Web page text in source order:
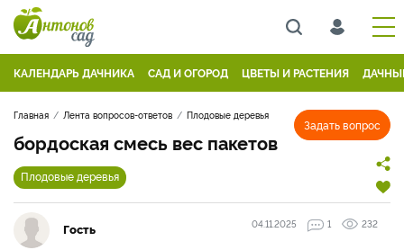
КАЛЕНДАРЬ ДАЧНИКА САД И ОГОРОД ЦВЕТЫ И РАСТЕНИЯ
Задать вопрос
Главная Лента вопросов-ответов Плодовые деревья
бордоская смесь вес пакетов
Плодовые деревья
Гость 04.11.2025 1 232